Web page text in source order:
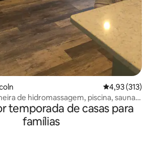
4,93 de uma
4,93 (313)
de hidromassagem, piscina, sauna,
temporada de casas para
famílias